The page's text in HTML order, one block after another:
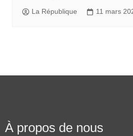
La République 11 mars
À propos de nous